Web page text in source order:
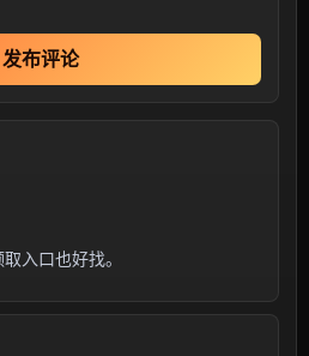
发布评论
入口也好找。